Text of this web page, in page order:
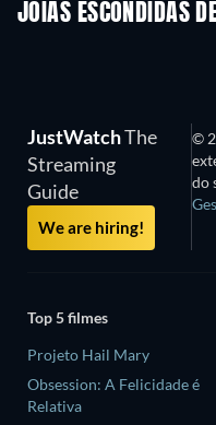
JOIAS ESCONDIDAS
JustWatchThe
Streaming
Guide
We are hiring!
©
do
Top 5 filmes
Projeto Hail Mary
Obsession: A Felicidade é
Relativa